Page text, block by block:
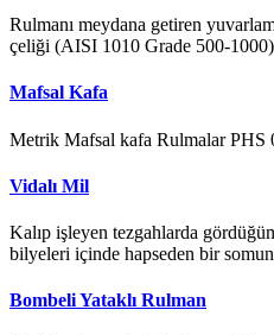
Rulmanı meydana getiren
çeliği (AISI 1010 Grade 500-
Mafsal Kafa
Metrik Mafsal kafa Rulmalar PHS
Vidalı Mil
Kalıp işleyen tezgahlarda
bilyeleri içinde hapseden bir
Bombeli Yataklı Rulman